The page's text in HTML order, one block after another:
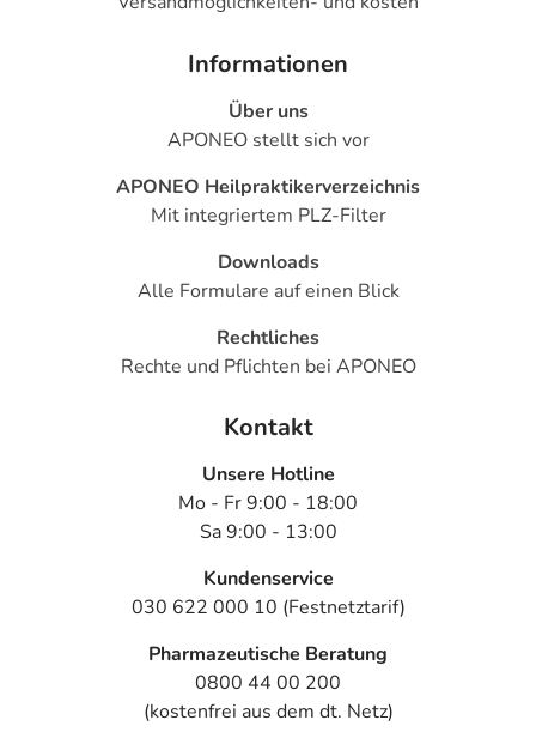
Informationen
Über uns
APONEO stellt sich vor
APONEO Heilpraktikerverzeichnis
Mit integriertem PLZ-Filter
Downloads
Alle Formulare auf einen Blick
Rechtliches
Rechte und Pflichten bei APONEO
Kontakt
Unsere Hotline
Mo - Fr 9:00 - 18:00
Sa 9:00 - 13:00
Kundenservice
030 622 000 10 (Festnetztarif)
Pharmazeutische Beratung
0800 44 00 200
(kostenfrei aus dem dt. Netz)